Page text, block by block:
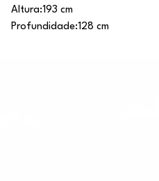
Altura:193 cm
Profundidade:128 cm